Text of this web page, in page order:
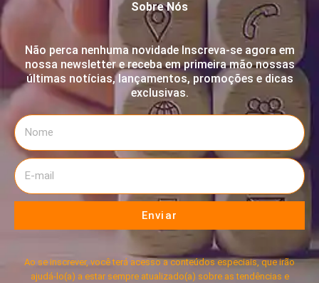
Sobre Nós
Não perca nenhuma novidade Inscreva-se agora em
nossa newsletter e receba em primeira mão nossas
últimas notícias, lançamentos, promoções e dicas
exclusivas.
Enviar
Ao se inscrever, você terá acesso a conteúdos especiais, que irão
ajudá-lo(a) a estar sempre atualizado(a) sobre as tendências e